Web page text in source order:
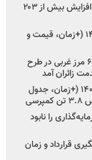
اعلام قیمت جدید پارس نوا در مرداد ۱۴۰۵ / افزایش بیش از ۲۰۳
شروع فروش کشنده و کامیون فاو -مرداد۱۴۰۵ (+زمان، قیمت و
مدیرعامل امدادخودروسایپا: پوشش امدادی ۶ مرز غربی در طرح
شروع فروش ۸ محصول بهمن دیزل -مرداد۱۴۰۵ (+زمان، جدول
را نابود
قرارداد و زمان